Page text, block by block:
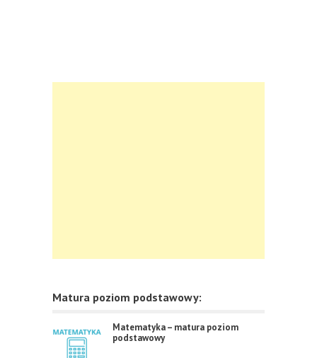
Matura poziom podstawowy:
Matematyka – matura poziom
podstawowy